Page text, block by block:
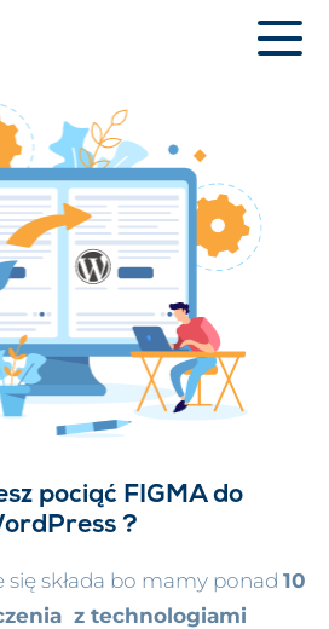
pociąć FIGMA do
?
składa bo mamy ponad 10
z technologiami